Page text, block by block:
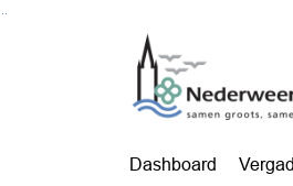
Dashboard